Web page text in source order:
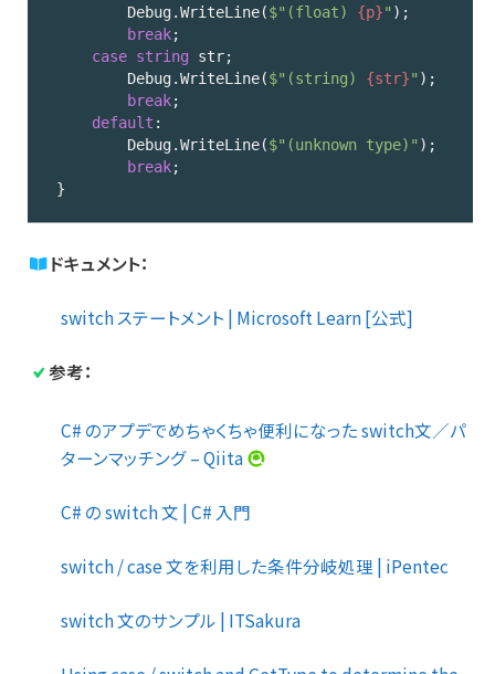
        Debug.WriteLine(
$"(float) {p}" );
break;
case string str;
        Debug.WriteLine(
$"(string) {str}" );
break;
default :
        Debug.WriteLine(
$"(unknown type)" );
break;
}
C#
ドキュメント：
switch ステートメント | Microsoft Learn [公式]
参考：
C# のアプデでめちゃくちゃ便利になった switch文／パ
ターンマッチング – Qiita
C# の switch 文 | C# 入門
switch / case 文を利用した条件分岐処理 | iPentec
switch 文のサンプル | ITSakura